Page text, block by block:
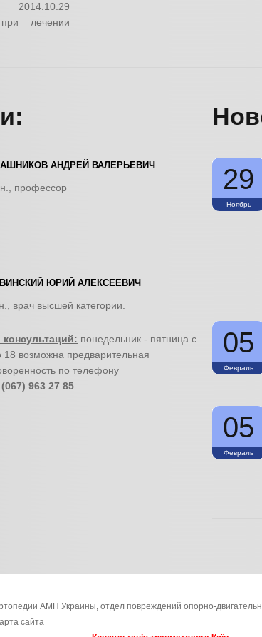
2014.10.29
лечении
АНДРЕЙ ВАЛЕРЬЕВИЧ
профессор
ЮРИЙ АЛЕКСЕЕВИЧ
врач высшей категории.
консультаций: понедельник - пятница с
18 возможна предварительная
по телефону
963 27 85
29
Ноябрь
05
Февраль
05
Февраль
АМН Украины, отдел повреждений опорно-
сайта